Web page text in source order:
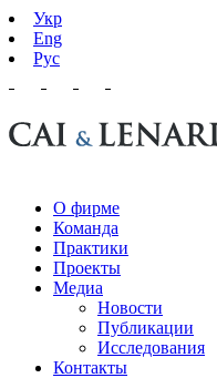
Укр
Eng
Рус
О фирме
Команда
Практики
Проекты
Медиа
Новости
Публикации
Исследования
Контакты